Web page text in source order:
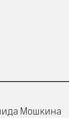
Мошкина